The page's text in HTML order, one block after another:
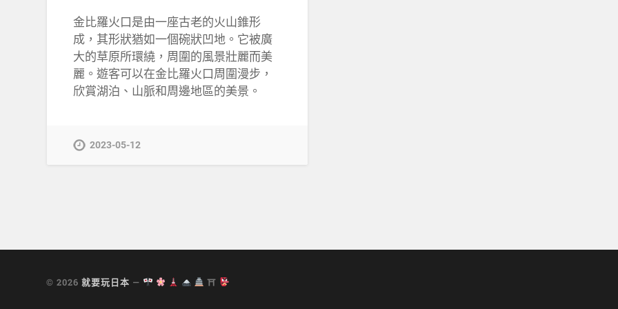
金比羅火口是由一座古老的火山錐形
成，其形狀猶如一個碗狀凹地。它被廣
大的草原所環繞，周圍的風景壯麗而美
麗。遊客可以在金比羅火口周圍漫步，
欣賞湖泊、山脈和周邊地區的美景。
2023-05-12
© 2026就要玩日本 — ⛩